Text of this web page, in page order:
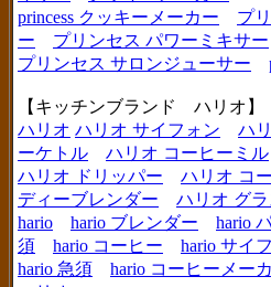
princess クッキーメーカー
プ
ー
プリンセス パワーミキサー
プリンセス サロンジューサー
【キッチンブランド ハリオ】
ハリオ ハリオ サイフォン ハ
ーケトル
ハリオ コーヒーミル
ハリオ ドリッパー
ハリオ コ
ディーブレンダー
ハリオ グラ
hario
hario ブレンダー hario
須
hario コーヒー
hario サイ
hario 急須
hario コーヒーメー